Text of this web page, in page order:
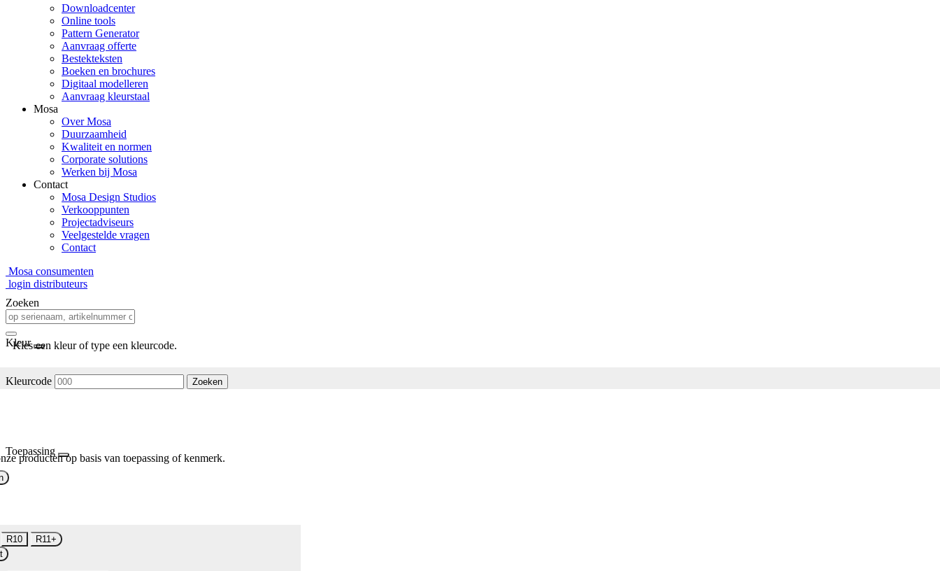
Downloadcenter
Online tools
Pattern Generator
Aanvraag offerte
Bestekteksten
Boeken en brochures
Digitaal modelleren
Aanvraag kleurstaal
Mosa
Over Mosa
Duurzaamheid
Kwaliteit en normen
Corporate solutions
Werken bij Mosa
Contact
Mosa Design Studios
Verkooppunten
Projectadviseurs
Veelgestelde vragen
Contact
Mosa consumenten
login distributeurs
Zoeken
Kleur
Kies een kleur of type een kleurcode.
Kleurcode Zoeken
Toepassing
producten op basis van toepassing of kenmerk.
R10
R11+